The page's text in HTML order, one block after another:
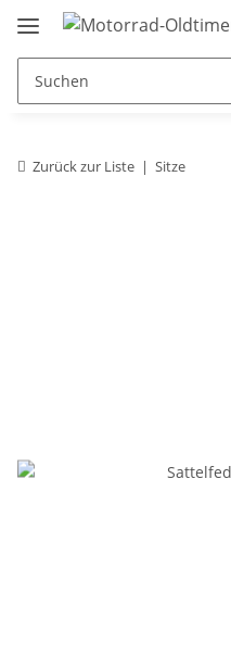
Zurück zur Liste Sitze